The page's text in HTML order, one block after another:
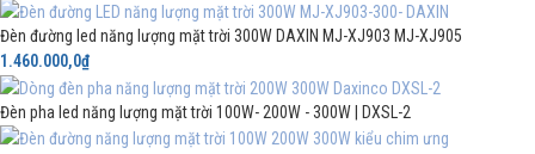
Đèn đường led năng lượng mặt trời 300W DAXIN MJ-XJ903 MJ-XJ905
1.460.000,0₫
Đèn pha led năng lượng mặt trời 100W- 200W - 300W | DXSL-2